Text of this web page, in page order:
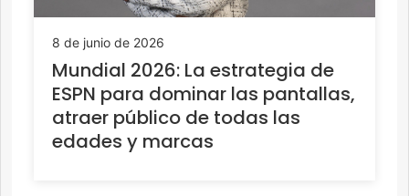
8 de junio de 2026
Mundial 2026: La estrategia de
ESPN para dominar las pantallas,
atraer público de todas las
edades y marcas